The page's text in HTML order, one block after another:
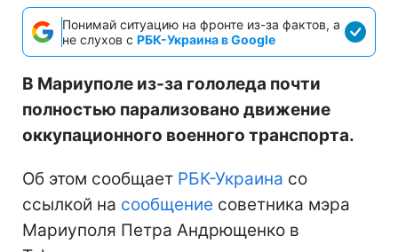
Понимай ситуацию на фронте из-за фактов, а
не слухов с РБК-Украина в Google
В Мариуполе из-за гололеда почти
полностью парализовано движение
оккупационного военного транспорта.
Об этом сообщает РБК-Украина со
ссылкой на сообщение советника мэра
Мариуполя Петра Андрющенко в